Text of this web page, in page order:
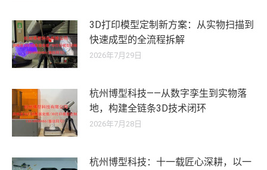
3D打印模型定制新方案：从实物扫描到
快速成型的全流程拆解
2026年7月29日
杭州博型科技——从数字孪生到实物落
地，构建全链条3D技术闭环
2026年7月28日
杭州博型科技：十一载匠心深耕，以一